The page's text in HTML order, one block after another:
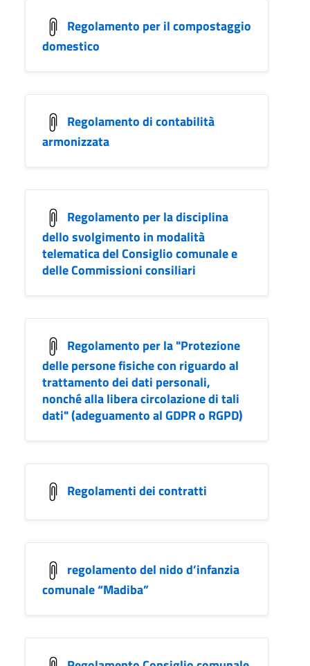
Regolamento per il compostaggio
domestico
Regolamento di contabilità
armonizzata
Regolamento per la disciplina
dello svolgimento in modalità
telematica del Consiglio comunale e
delle Commissioni consiliari
Regolamento per la "Protezione
delle persone fisiche con riguardo al
trattamento dei dati personali,
nonché alla libera circolazione di tali
dati" (adeguamento al GDPR o RGPD)
Regolamenti dei contratti
regolamento del nido d’infanzia
comunale “Madiba”